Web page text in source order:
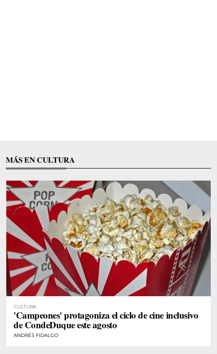
MÁS EN CULTURA
CULTURA
'Campeones' protagoniza el ciclo de cine inclusivo
de CondeDuque este agosto
ANDRÉS FIDALGO